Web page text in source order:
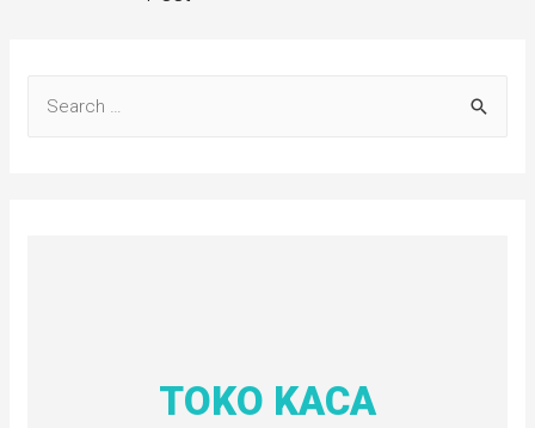
TOKO KACA